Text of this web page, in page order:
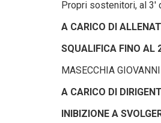
Propri sostenitori, al 3′
A CARICO DI
SQUALIFICA FINO AL
MASECCHIA
A CARICO DI
INIBIZIONE A